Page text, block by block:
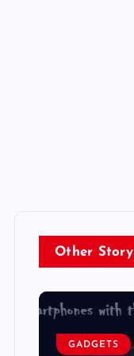
Other Story
GADGETS